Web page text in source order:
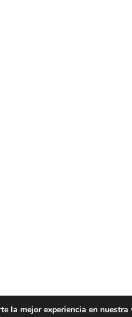
la mejor experiencia en nuestra